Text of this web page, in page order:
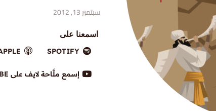
سبتمبر 13, 2012
اسمعنا على
SPOTIFY
إسمع ملَّاحة لايف على YOUTUBE